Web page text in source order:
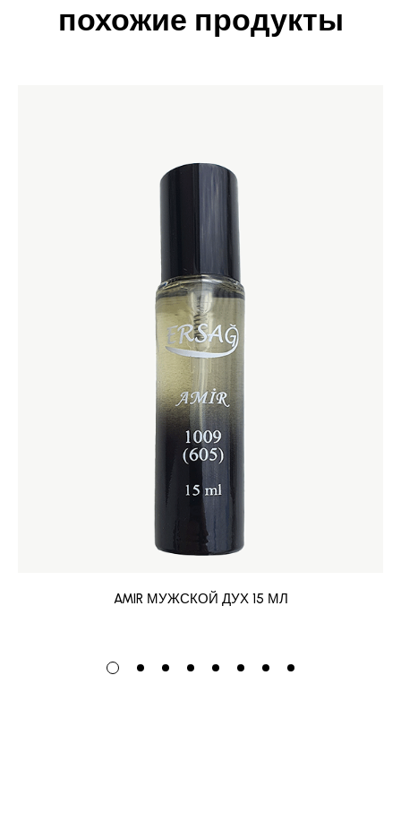
похожие продукты
AMIR МУЖСКОЙ ДУХ 15 МЛ